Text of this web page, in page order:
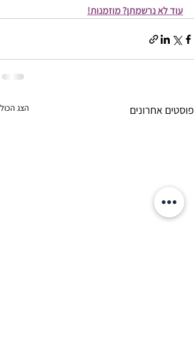
עוד לא נרשמתן? מוזמנות!
פוסטים אחרונים הצג הכול